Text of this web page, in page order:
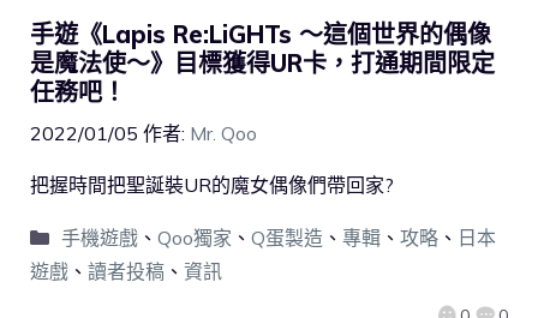
手遊《Lapis Re:LiGHTs ～這個世界的偶像
是魔法使～》目標獲得UR卡，打通期間限定
任務吧！
2022/01/05 作者: Mr. Qoo
把握時間把聖誕裝UR的魔女偶像們帶回家?
手機遊戲、 Qoo獨家 、 Q蛋製造 、 專輯、 攻略、 日本
遊戲 、 讀者投稿 、 資訊